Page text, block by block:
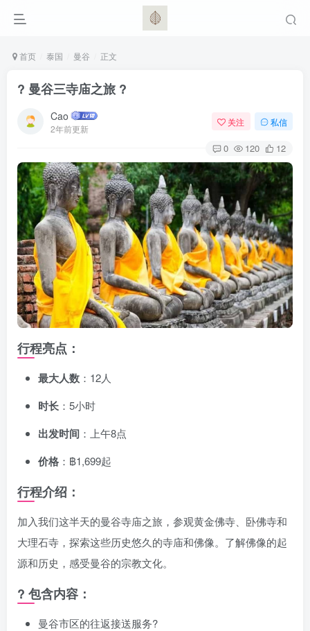
首页 泰国 曼谷 正文
? 曼谷三寺庙之旅 ?
Cao
2年前更新
关注 私信
0 120 12
行程亮点：
最大人数 ：12人
时长 ：5小时
出发时间 ：上午8点
价格 ：฿1,699起
行程介绍：
加入我们这半天的曼谷寺庙之旅，参观黄金佛寺、卧佛寺和
大理石寺，探索这些历史悠久的寺庙和佛像。了解佛像的起
源和历史，感受曼谷的宗教文化。
? 包含内容：
曼谷市区的往返接送服务?